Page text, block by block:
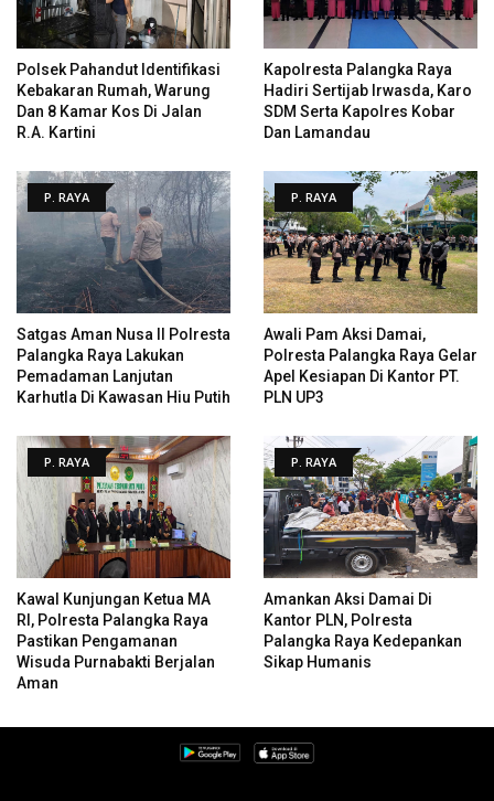
Polsek Pahandut Identifikasi
Kebakaran Rumah, Warung
Dan 8 Kamar Kos Di Jalan
R.A. Kartini
Kapolresta Palangka Raya
Hadiri Sertijab Irwasda, Karo
SDM Serta Kapolres Kobar
Dan Lamandau
P. RAYA
Satgas Aman Nusa II Polresta
Palangka Raya Lakukan
Pemadaman Lanjutan
Karhutla Di Kawasan Hiu Putih
P. RAYA
Awali Pam Aksi Damai,
Polresta Palangka Raya Gelar
Apel Kesiapan Di Kantor PT.
PLN UP3
P. RAYA
Kawal Kunjungan Ketua MA
RI, Polresta Palangka Raya
Pastikan Pengamanan
Wisuda Purnabakti Berjalan
Aman
P. RAYA
Amankan Aksi Damai Di
Kantor PLN, Polresta
Palangka Raya Kedepankan
Sikap Humanis